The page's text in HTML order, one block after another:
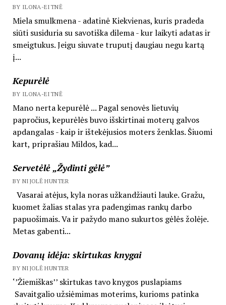
BY ILONA-EITNĖ
Miela smulkmena - adatinė Kiekvienas, kuris pradeda
siūti susiduria su savotiška dilema - kur laikyti adatas ir
smeigtukus. Jeigu siuvate truputį daugiau negu kartą
į...
Kepurėlė
BY ILONA-EITNĖ
Mano nerta kepurėlė ... Pagal senovės lietuvių
papročius, kepurėlės buvo išskirtinai moterų galvos
apdangalas - kaip ir ištekėjusios moters ženklas. Šiuomi
kart, priprašiau Mildos, kad...
Servetėlė „Žydinti gėlė”
BY NIJOLĖ HUNTER
Vasarai atėjus, kyla noras užkandžiauti lauke. Gražu,
kuomet žalias stalas yra padengimas rankų darbo
papuošimais. Va ir pažydo mano sukurtos gėlės žolėje.
Metas gabenti...
Dovanų idėja: skirtukas knygai
BY NIJOLĖ HUNTER
‘’Žiemiškas’’ skirtukas tavo knygos puslapiams
Savaitgalio užsiėmimas moterims, kurioms patinka